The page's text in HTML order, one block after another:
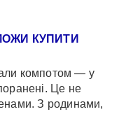
КУПИТИ
компотом — у
Це не
З родинами,